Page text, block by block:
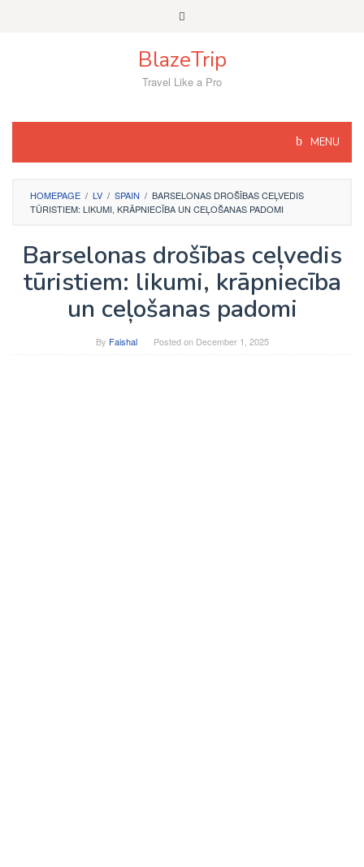
BlazeTrip
Travel Like a Pro
MENU
HOMEPAGE / LV / SPAIN / BARSELONAS DROŠĪBAS CEĻVEDIS
TŪRISTIEM: LIKUMI, KRĀPNIECĪBA UN CEĻOŠANAS PADOMI
Barselonas drošības ceļvedis
tūristiem: likumi, krāpniecība
un ceļošanas padomi
By Faishal Posted on December 1, 2025